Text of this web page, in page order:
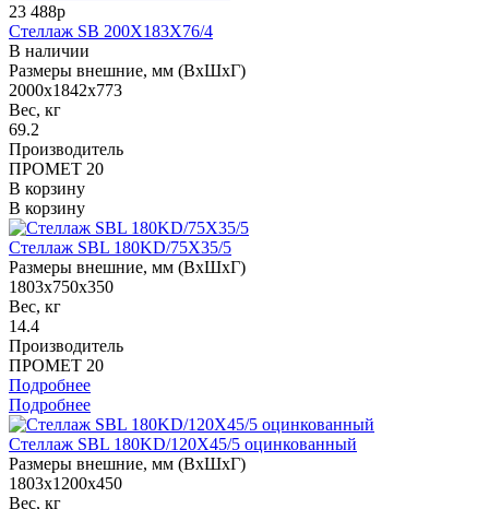
23 488р
Стеллаж SB 200X183X76/4
В наличии
Размеры внешние, мм (ВхШхГ)
2000x1842x773
Вес, кг
69.2
Производитель
ПРОМЕТ 20
В корзину
В корзину
Стеллаж SBL 180KD/75X35/5
Размеры внешние, мм (ВхШхГ)
1803x750x350
Вес, кг
14.4
Производитель
ПРОМЕТ 20
Подробнее
Подробнее
Стеллаж SBL 180KD/120X45/5 оцинкованный
Размеры внешние, мм (ВхШхГ)
1803x1200x450
Вес, кг